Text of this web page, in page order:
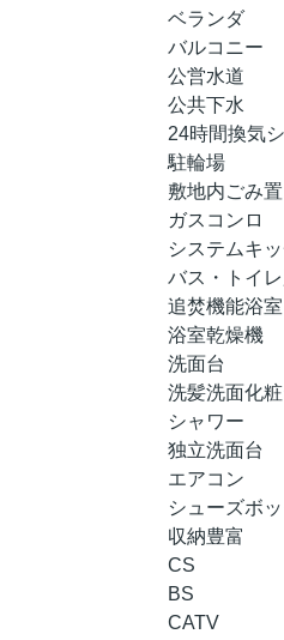
ベランダ
バルコニー
公営水道
公共下水
24時間換気
駐輪場
敷地内ごみ
ガスコンロ
システムキ
バス・トイレ
追焚機能浴室
浴室乾燥機
洗面台
洗髪洗面化
シャワー
独立洗面台
エアコン
シューズボ
収納豊富
CS
BS
CATV